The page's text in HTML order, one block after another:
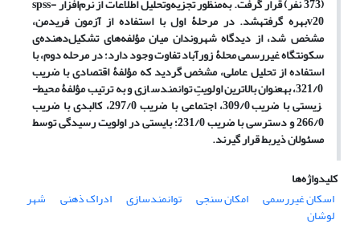
(373 نفر) قرار گرفت. به‌منظور تجزیه‌وتحلیل اطلاعات از نرم‌افزار spss-
v20بهره گرفته­شد. در مرحلۀ اول با استفاده از آزمون فریدمن،
مشخص شد، از دیدگاه شهروندان میان مؤلفه‌های تشکیل‌دهنده‌ی
سکونتگاه غیررسمی محلۀ زورآباد تفاوت وجود دارد؛ در مرحله دوم، با
استفاده از تحلیل عاملی، مشخص گردید که مؤلفۀ اقتصادی با ضریب
321/0، به­عنوان بالاترین اولویتِ توانمندسازی و به ترتیب مؤلفۀ محیط­
زیستی با ضریب 309/0، اجتماعی با ضریب 297/0، کالبدی با ضریب
266/0 و دسترسی با ضریب 231/0؛ بایستی در اولویت رسیدگی توسط
مسئولان ذی­ربط قرار گیرند.
کلیدواژه‌ها
اسکان غیررسمی
امکان سنجی توانمندسازی ادراک ذهنی شهر
لوشان